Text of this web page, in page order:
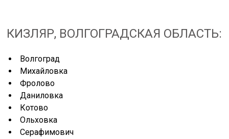
КИЗЛЯР, ВОЛГОГРАДСКАЯ ОБЛАСТЬ:
Волгоград
Михайловка
Фролово
Даниловка
Котово
Ольховка
Серафимович